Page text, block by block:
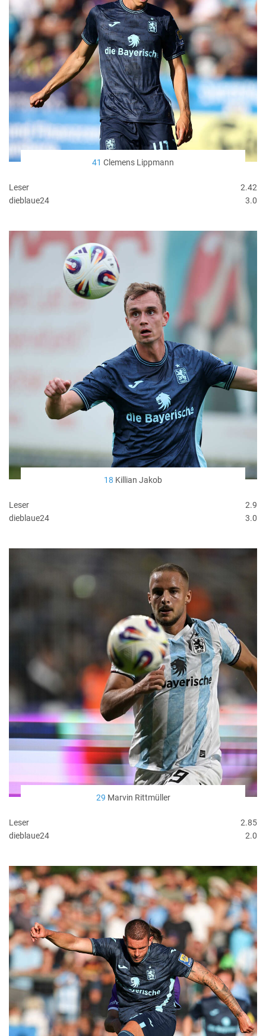
41 Clemens Lippmann
Leser
2.42
dieblaue24
3.0
18 Killian Jakob
Leser
2.9
dieblaue24
3.0
29 Marvin Rittmüller
Leser
2.85
dieblaue24
2.0